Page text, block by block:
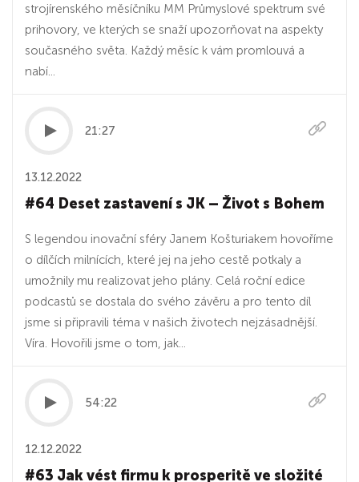
strojírenského měsíčníku MM Průmyslové spektrum své
prihovory, ve kterých se snaží upozorňovat na aspekty
současného světa. Každý měsíc k vám promlouvá a
nabí...
21:27
13.12.2022
#64 Deset zastavení s JK – Život s Bohem
S legendou inovační sféry Janem Košturiakem hovoříme
o dílčích milnících, které jej na jeho cestě potkaly a
umožnily mu realizovat jeho plány. Celá roční edice
podcastů se dostala do svého závěru a pro tento díl
jsme si připravili téma v našich životech nejzásadnější.
Víra. Hovořili jsme o tom, jak...
54:22
12.12.2022
#63 Jak vést firmu k prosperitě ve složité